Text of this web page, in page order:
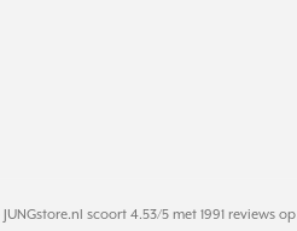
JUNGstore.nl scoort 4.53/5 met 1991 reviews op